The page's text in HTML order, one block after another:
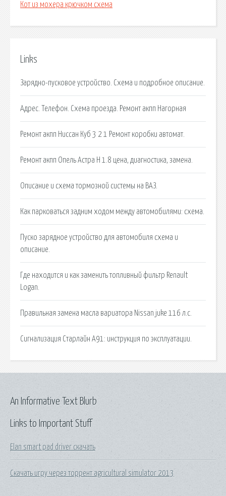
Кот из мохера крючком схема
Links
Зарядно-пусковое устройство. Схема и подробное описание.
Адрес. Телефон. Схема проезда. Ремонт акпп Нагорная
Ремонт акпп Ниссан Куб 3 2 1 Ремонт коробки автомат.
Ремонт акпп Опель Астра H 1.8 цена, диагностика, замена.
Описание и схема тормозной системы на ВАЗ.
Как парковаться задним ходом между автомобилями: схема.
Пуско зарядное устройство для автомобиля схема и
описание.
Где находится и как заменить топливный фильтр Renault
Logan.
Правильная замена масла вариатора Nissan juke 116 л.с.
Сигнализация Старлайн А91: инструкция по эксплуатации.
Links to Important Stuff
Elan smart pad driver скачать
Скачать игру через торрент agricultural simulator 2013
An Informative Text Blurb